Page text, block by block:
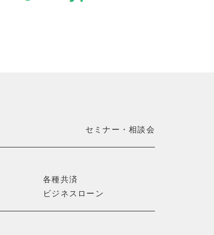
セミナー・相談会
各種共済
ビジネスローン